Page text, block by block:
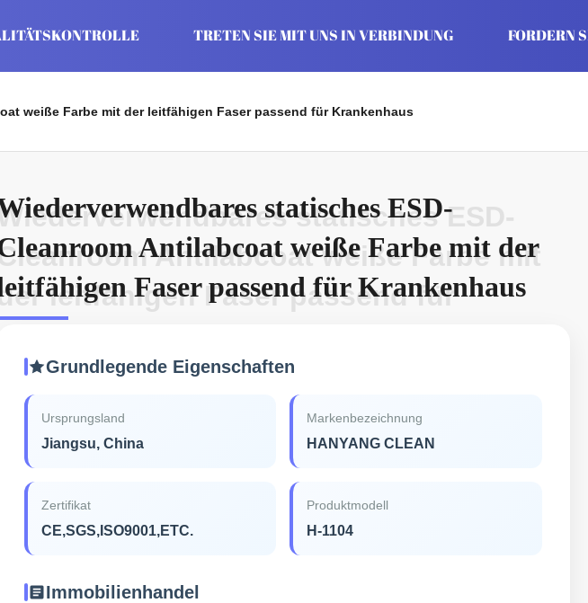
TRETEN SIE MIT UNS IN VERBINDUNG FORDERN
weiße Farbe mit der leitfähigen Faser passend für Krankenhaus
statisches ESD-
Antilabcoat weiße Farbe mit der
Faser passend für Krankenhaus
Wiederverwendbares statisches ESD-
Antilabcoat weiße Farbe mit
leitfähigen Faser passend für
Grundlegende Eigenschaften
Ursprungsland
Jiangsu, China
Markenbezeichnung
HANYANG CLEAN
Zertifikat
CE,SGS,ISO9001,ETC.
Produktmodell
H-1104
Immobilienhandel